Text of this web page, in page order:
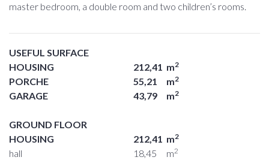
master bedroom, a double room and two children’s rooms.
USEFUL SURFACE
HOUSING
212,41 m2
PORCHE 55,21 m2
GARAGE 43,79 m2
GROUND FLOOR
HOUSING
212,41 m2
hall 18,45 m2